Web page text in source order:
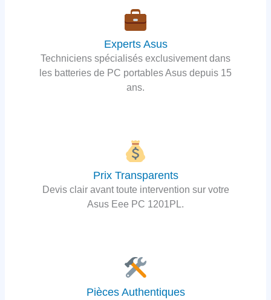
Experts Asus
Techniciens spécialisés exclusivement dans
les batteries de PC portables Asus depuis 15
ans.
Prix Transparents
Devis clair avant toute intervention sur votre
Asus Eee PC 1201PL.
Pièces Authentiques